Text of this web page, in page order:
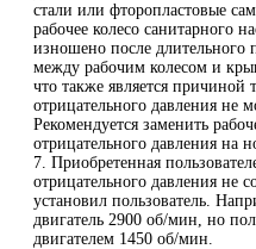
стали или фторопластовые
рабочее колесо санитарного
изношено после длительного
между рабочим колесом и
что также является причиной
отрицательного давления не
Рекомендуется заменить
отрицательного давления на
7. Приобретенная
отрицательного давления не
установил пользователь.
двигатель 2900 об/мин, но
двигателем 1450 об/мин.